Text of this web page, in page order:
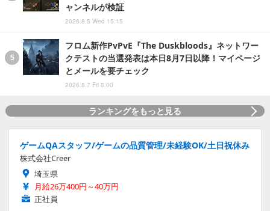
ャンネルが検証
2026.8.5 Wed 15:15
フロム新作PvPvE『The Duskbloods』ネットワー
クテストの当選発表は本日8月7日以降！マイページ
とメールを要チェック
2026.8.7 Fri 8:00
ランキングをもっと見る
ゲームQAスタッフ/ゲームの品質管理/未経験OK/土日祝休み
株式会社Creer
埼玉県
月給26万400円～40万円
正社員